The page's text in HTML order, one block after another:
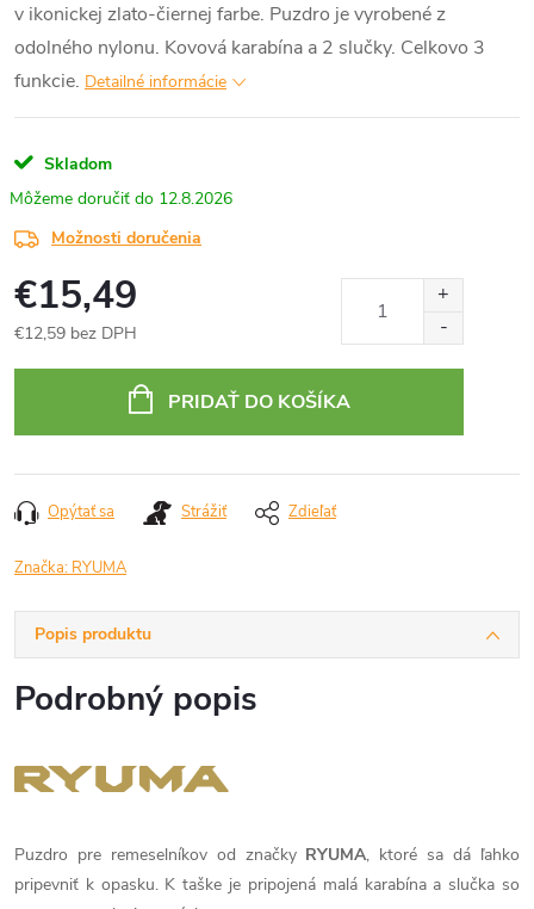
v ikonickej zlato-čiernej farbe. Puzdro je vyrobené z
odolného nylonu. Kovová karabína a 2 slučky. Celkovo 3
funkcie. Detailné informácie
Skladom
12.8.2026
Možnosti doručenia
€15,49
€12,59 bez DPH
PRIDAŤ DO KOŠÍKA
Opýtať sa Strážiť Zdieľať
Značka: RYUMA
Popis produktu
Podrobný popis
Puzdro pre remeselníkov od značky RYUMA, ktoré sa dá ľahko
pripevniť k opasku. K taške je pripojená malá karabína a slučka so